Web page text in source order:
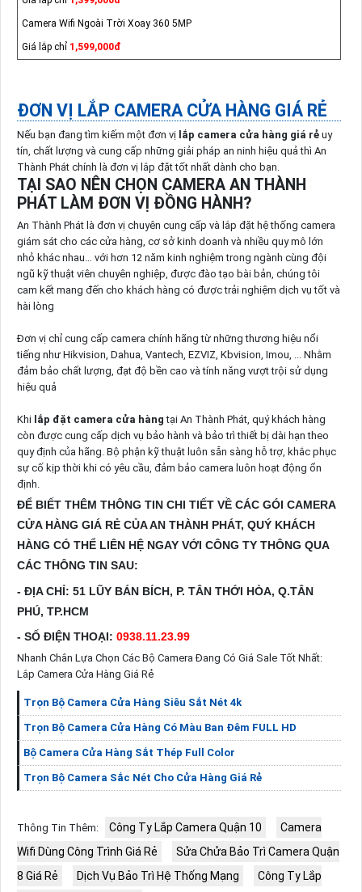
Camera Wifi Ngoài Trời Xoay 360 5MP
Giá lắp chỉ 1,599,000đ
ĐƠN VỊ LẮP CAMERA CỬA HÀNG GIÁ RẺ
Nếu bạn đang tìm kiếm một đơn vị lắp camera cửa hàng giá rẻuy
tín, chất lượng và cung cấp những giải pháp an ninh hiệu quả thì An
Thành Phát chính là đơn vị lắp đặt tốt nhất dành cho bạn.
TẠI SAO NÊN CHỌN CAMERA AN THÀNH
PHÁT LÀM ĐƠN VỊ ĐỒNG HÀNH?
An Thành Phát là đơn vị chuyên cung cấp và lắp đặt hệ thống camera
giám sát cho các cửa hàng, cơ sở kinh doanh và nhiều quy mô lớn
nhỏ khác nhau… với hơn 12 năm kinh nghiệm trong ngành cùng đội
ngũ kỹ thuật viên chuyên nghiệp, được đào tạo bài bản, chúng tôi
cam kết mang đến cho khách hàng có được trải nghiệm dịch vụ tốt và
hài lòng
Đơn vị chỉ cung cấp camera chính hãng từ những thương hiệu nổi
tiếng như Hikvision, Dahua, Vantech, EZVIZ, Kbvision, Imou, ... Nhằm
đảm bảo chất lượng, đạt độ bền cao và tính năng vượt trội sử dụng
hiệu quả
Khi lắp đặt camera cửa hàng tại An Thành Phát, quý khách hàng
còn được cung cấp dịch vụ bảo hành và bảo trì thiết bị dài hạn theo
quy định của hãng. Bộ phận kỹ thuật luôn sẵn sàng hỗ trợ, khắc phục
sự cố kịp thời khi có yêu cầu, đảm bảo camera luôn hoạt động ổn
định.
ĐỂ BIẾT THÊM THÔNG TIN CHI TIẾT VỀ CÁC GÓI CAMERA
CỬA HÀNG GIÁ RẺ CỦA AN THÀNH PHÁT, QUÝ KHÁCH
HÀNG CÓ THỂ LIÊN HỆ NGAY VỚI CÔNG TY THÔNG QUA
CÁC THÔNG TIN SAU:
- ĐỊA CHỈ: 51 LŨY BÁN BÍCH, P. TÂN THỚI HÒA, Q.TÂN
PHÚ, TP.HCM
- SỐ ĐIỆN THOẠI: 0938.11.23.99
Nhanh Chân Lựa Chọn Các Bộ Camera Đang Có Giá Sale Tốt Nhất:
Lắp Camera Cửa Hàng Giá Rẻ
Trọn Bộ Camera Cửa Hàng Siêu Sắt Nét 4k
Trọn Bộ Camera Cửa Hàng Có Màu Ban Đêm FULL HD
Bộ Camera Cửa Hàng Sắt Thép Full Color
Trọn Bộ Camera Sắc Nét Cho Cửa Hàng Giá Rẻ
Thông Tin Thêm: Công Ty Lắp Camera Quận 10
Camera
Wifi Dùng Công Trình Giá Rẻ
Sửa Chửa Bảo Trì Camera Quận
8 Giá Rẻ
Dịch Vụ Bảo Trì Hệ Thống Mạng
Công Ty Lắp